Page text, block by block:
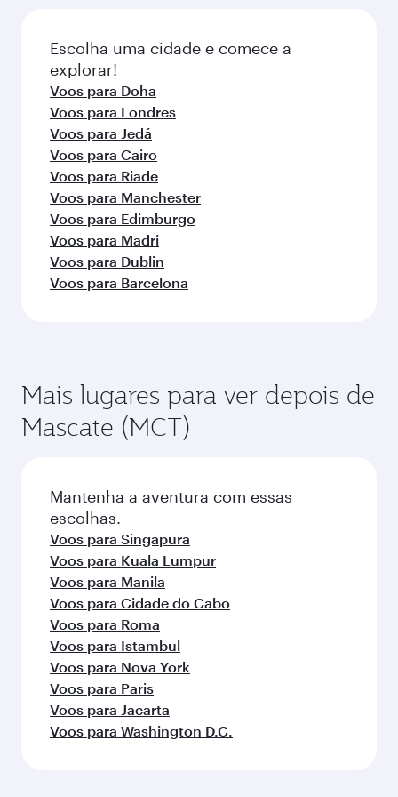
Escolha uma cidade e comece a
explorar!
Voos para Doha
Voos para Londres
Voos para Jedá
Voos para Cairo
Voos para Riade
Voos para Manchester
Voos para Edimburgo
Voos para Madri
Voos para Dublin
Voos para Barcelona
Mais lugares para ver depois de
Mascate (MCT)
Mantenha a aventura com essas
escolhas.
Voos para Singapura
Voos para Kuala Lumpur
Voos para Manila
Voos para Cidade do Cabo
Voos para Roma
Voos para Istambul
Voos para Nova York
Voos para Paris
Voos para Jacarta
Voos para Washington D.C.